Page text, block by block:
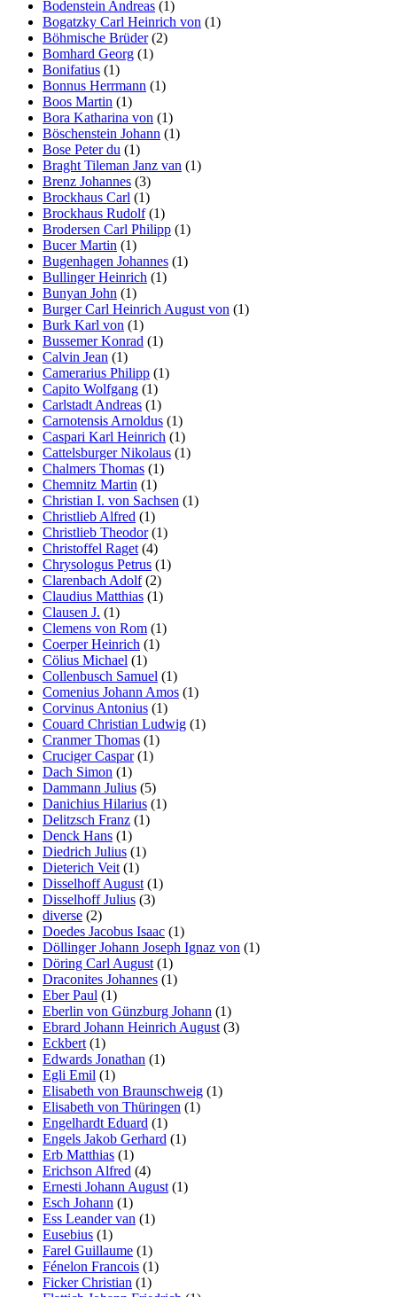
Bodenstein Andreas (1)
Bogatzky Carl Heinrich von (1)
Böhmische Brüder(2)
Bomhard Georg (1)
Bonifatius (1)
Bonnus Herrmann (1)
Boos Martin (1)
Bora Katharina von (1)
Böschenstein Johann (1)
Bose Peter du (1)
Braght Tileman Janz van (1)
Brenz Johannes (3)
Brockhaus Carl (1)
Brockhaus Rudolf(1)
Brodersen Carl Philipp (1)
Bucer Martin (1)
Bugenhagen Johannes (1)
Bullinger Heinrich (1)
Bunyan John (1)
Burger Carl Heinrich August von (1)
Burk Karl von (1)
Bussemer Konrad (1)
Calvin Jean (1)
Camerarius Philipp (1)
Capito Wolfgang (1)
Carlstadt Andreas (1)
Carnotensis Arnoldus (1)
Caspari Karl Heinrich (1)
Cattelsburger Nikolaus (1)
Chalmers Thomas (1)
Chemnitz Martin (1)
Christian I. von Sachsen (1)
Christlieb Alfred (1)
Christlieb Theodor(1)
Christoffel Raget (4)
Chrysologus Petrus (1)
Clarenbach Adolf(2)
Claudius Matthias (1)
Clausen J. (1)
Clemens von Rom (1)
Coerper Heinrich (1)
Cölius Michael (1)
Collenbusch Samuel (1)
Comenius Johann Amos (1)
Corvinus Antonius (1)
Couard Christian Ludwig (1)
Cranmer Thomas (1)
Cruciger Caspar(1)
Dach Simon (1)
Dammann Julius (5)
Danichius Hilarius (1)
Delitzsch Franz (1)
Denck Hans (1)
Diedrich Julius (1)
Dieterich Veit (1)
Disselhoff August (1)
Disselhoff Julius (3)
diverse (2)
Doedes Jacobus Isaac (1)
Döllinger Johann Joseph Ignaz von (1)
Döring Carl August (1)
Draconites Johannes (1)
Eber Paul (1)
Eberlin von Günzburg Johann (1)
Ebrard Johann Heinrich August (3)
Eckbert (1)
Edwards Jonathan (1)
Egli Emil (1)
Elisabeth von Braunschweig (1)
Elisabeth von Thüringen (1)
Engelhardt Eduard (1)
Engels Jakob Gerhard (1)
Erb Matthias (1)
Erichson Alfred (4)
Ernesti Johann August (1)
Esch Johann (1)
Ess Leander van (1)
Eusebius (1)
Farel Guillaume (1)
Fénelon Francois (1)
Ficker Christian (1)